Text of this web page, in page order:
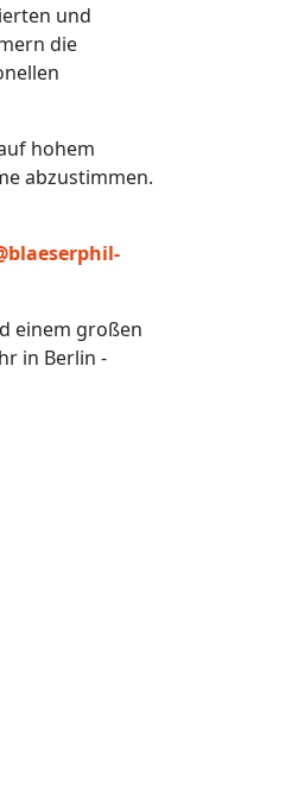
und
die
hohem
abzustimmen.
einem großen
in Berlin -